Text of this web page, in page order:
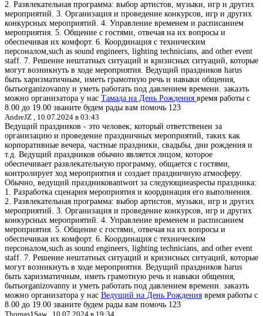
2. Развлекательная программа: выбор артистов, музыки, игр и других
мероприятий. 3. Организация и проведение конкурсов, игр и других
конкурсных мероприятий. 4. Управление временем и расписанием
мероприятия. 5. Общение с гостями, отвечая на их вопросы и
обеспечивая их комфорт. 6. Координация с техническим
персоналом,such as sound engineers, lighting technicians, and other event
staff. 7. Решение нештатных ситуаций и кризисных ситуаций, которые
могут возникнуть в ходе мероприятия. Ведущий праздников harus
быть харизматичным, иметь грамотную речь и навыки общения,
бытьorganizovanny и уметь работать под давлением времени. заказть
можно организатора у нас Тамада на День Рождения время работы с
8.00 до 19.00 званите будем рады вам помочь 123
AndreJZ , 10.07.2024 в 03:43
Ведущий праздников - это человек, который ответственен за
организацию и проведение праздничных мероприятий, таких как
корпоративные вечера, частные праздники, свадьбы, дни рождения и
т.д. Ведущий праздников обычно является лицом, которое
обеспечивает развлекательную программу, общается с гостями,
контролирует ход мероприятия и создает праздничную атмосферу.
Обычно, ведущий праздниковantwort за следующиеaspectы праздника:
1. Разработка сценария мероприятия и координация его выполнения.
2. Развлекательная программа: выбор артистов, музыки, игр и других
мероприятий. 3. Организация и проведение конкурсов, игр и других
конкурсных мероприятий. 4. Управление временем и расписанием
мероприятия. 5. Общение с гостями, отвечая на их вопросы и
обеспечивая их комфорт. 6. Координация с техническим
персоналом,such as sound engineers, lighting technicians, and other event
staff. 7. Решение нештатных ситуаций и кризисных ситуаций, которые
могут возникнуть в ходе мероприятия. Ведущий праздников harus
быть харизматичным, иметь грамотную речь и навыки общения,
бытьorganizovanny и уметь работать под давлением времени. заказть
можно организатора у нас Ведущий на День Рождения время работы с
8.00 до 19.00 званите будем рады вам помочь 123
Thomas1Saw , 10.07.2024 в 19:34